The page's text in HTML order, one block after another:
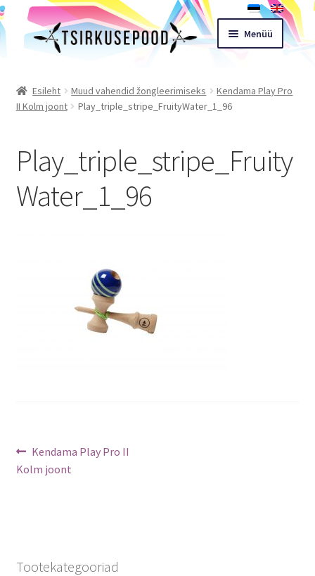
Liigu
navigeerimisele
Liigu
sisu
Menüü
Pood
Ostukorv
Müügitingimused
Esileht Muud vahendid žongleerimiseks
Kendama Play Pro
II Kolm joont
Play_triple_stripe_FruityWater_1_96
Play_triple_stripe_Fruity
Water_1_96
Navigeerimine
Previous
post:
Kendama Play Pro II
Kolm joont
Tootekategooriad